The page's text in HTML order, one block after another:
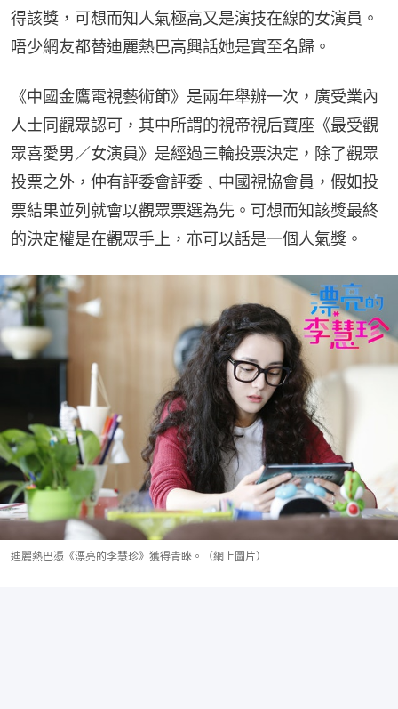
得該獎，可想而知人氣極高又是演技在線的女演員。
唔少網友都替迪麗熱巴高興話她是實至名歸。
《中國金鷹電視藝術節》是兩年舉辦一次，廣受業內
人士同觀眾認可，其中所謂的視帝視后寶座《最受觀
眾喜愛男／女演員》是經過三輪投票決定，除了觀眾
投票之外，仲有評委會評委﹑中國視協會員，假如投
票結果並列就會以觀眾票選為先。可想而知該獎最終
的決定權是在觀眾手上，亦可以話是一個人氣獎。
迪麗熱巴憑《漂亮的李慧珍》獲得青睞。（網上圖片）